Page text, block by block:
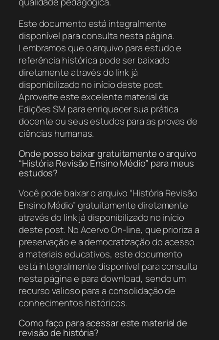
Este documento está integralmente
disponível para consulta nesta página.
Lembramos que o arquivo para estudo e
referência histórica pode ser baixado
diretamente através do link já
disponibilizado no início deste post.
Aproveite este excelente material da
Edições SM para enriquecer sua prática
docente ou seus estudos para as provas de
ciências humanas.
Onde posso baixar gratuitamente o arquivo
“História Revisão Ensino Médio” para meus
estudos?
Você pode baixar o arquivo “História Revisão
Ensino Médio” gratuitamente diretamente
através do link já disponibilizado no início
deste post. No Acervo On-line, que prioriza a
preservação e a democratização do acesso
a materiais educativos, este documento
está integralmente disponível para consulta
nesta página e para download, sendo um
recurso valioso para a consolidação de
conhecimentos históricos.
Como faço para acessar este material de
revisão de história?